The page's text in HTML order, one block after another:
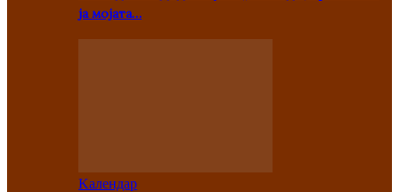
ја мојата…
Kалендар